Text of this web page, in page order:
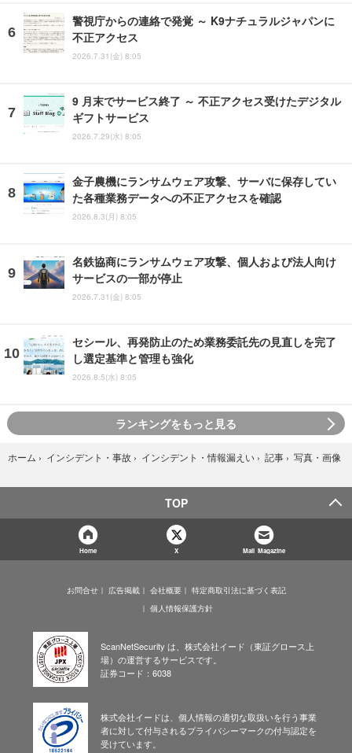
警視庁からの連絡で発覚 ～ K9ナチュラルジャパンに
不正アクセス
2026.7.31(金) 8:05
9 月末でサービス終了 ～ 不正アクセス受けたデジタル
ギフトサービス
2026.7.29(水) 8:05
金子農機にランサムウェア攻撃、サーバに保存してい
た各種業務データへの不正アクセスを確認
2026.8.3(月) 8:05
名鉄協商にランサムウェア攻撃、個人および法人向け
サービスの一部が停止
2026.7.31(金) 8:05
セシール、再発防止のため業務委託先の見直しを完了
し選定基準と管理も強化
2026.8.5(水) 8:05
ランキングをもっと見る
ホーム › インシデント・事故 › インシデント・情報漏えい › 記事 › 写真・画像
TOP
Home X Mail Magazine
お問合せ 広告掲載 会社概要
特定商取引法に基づく表記
個人情報保護方針
ScanNetSecurity は、株式会社イード（東証グロース上
場）の運営するサービスです。
証券コード：6038
株式会社イードは、個人情報の適切な取扱いを行う事業
者に対して付与されるプライバシーマークの付与認定を
受けています。